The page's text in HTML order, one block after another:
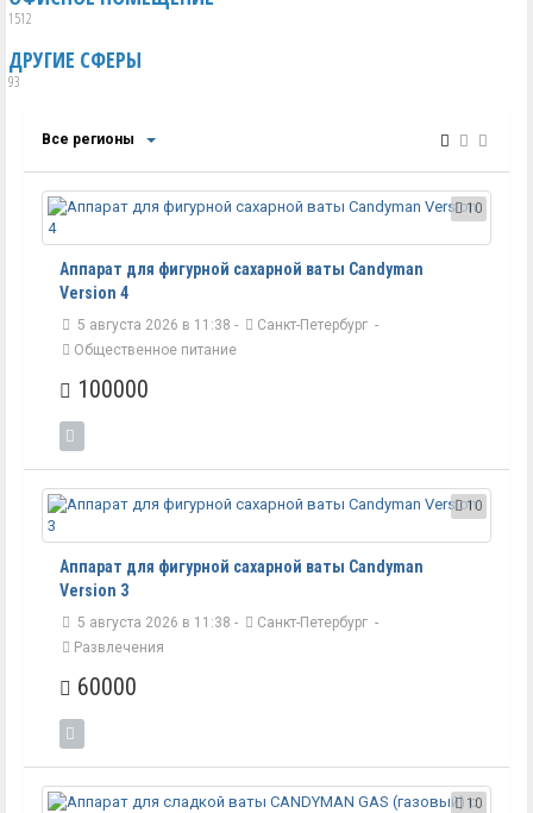
1512
ДРУГИЕ СФЕРЫ
93
Все регионы
10
Аппарат для фигурной сахарной ваты Candyman
Version 4
5 августа 2026 в 11:38 - Санкт-Петербург -
Общественное питание
100000
10
Аппарат для фигурной сахарной ваты Candyman
Version 3
5 августа 2026 в 11:38 - Санкт-Петербург -
Развлечения
60000
10